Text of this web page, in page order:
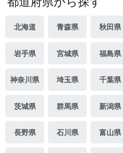
北海道 青森県 秋田県
岩手県 宮城県 福島県
神奈川県 埼玉県 千葉県
茨城県 群馬県 新潟県
長野県 石川県 富山県